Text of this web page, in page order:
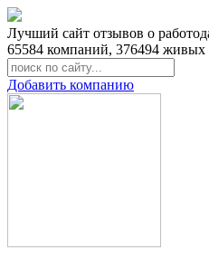
Лучший сайт отзывов о
65584 компаний, 376494 живых
Добавить компанию